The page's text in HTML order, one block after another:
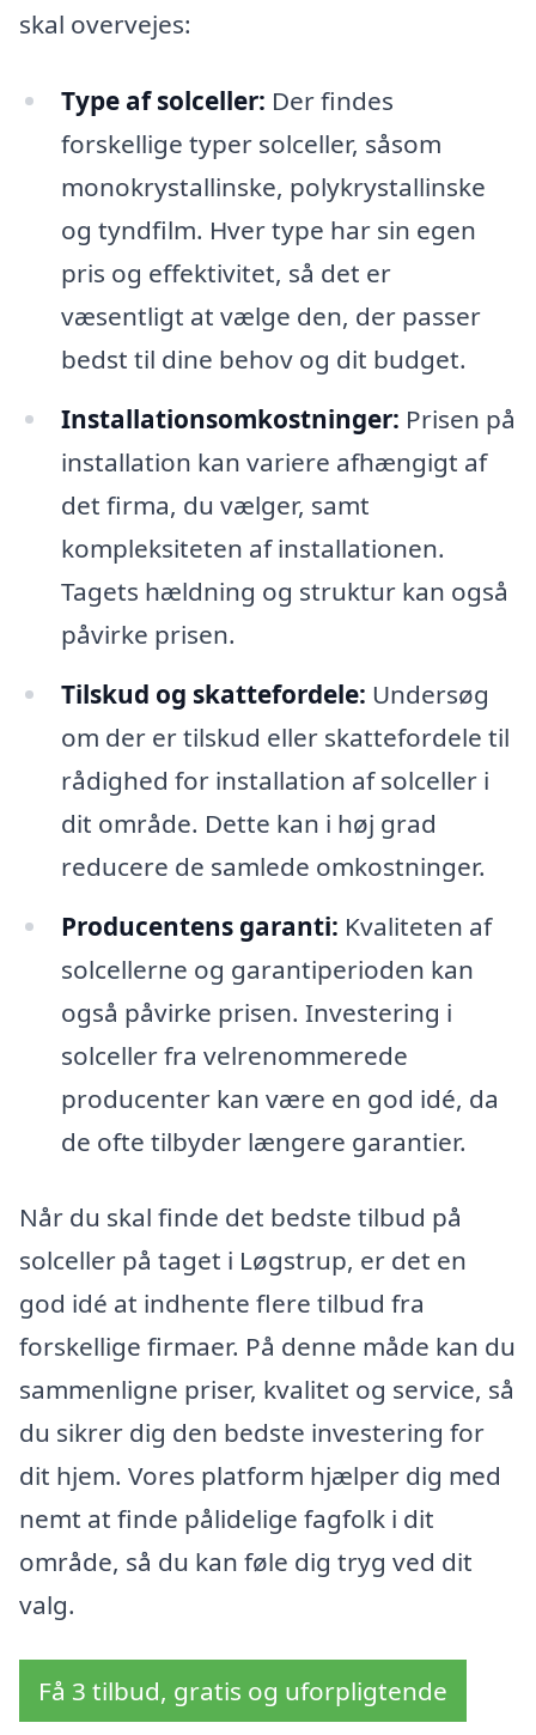
skal overvejes:
Type af solceller: Der findes
forskellige typer solceller, såsom
monokrystallinske, polykrystallinske
og tyndfilm. Hver type har sin egen
pris og effektivitet, så det er
væsentligt at vælge den, der passer
bedst til dine behov og dit budget.
Installationsomkostninger: Prisen på
installation kan variere afhængigt af
det firma, du vælger, samt
kompleksiteten af installationen.
Tagets hældning og struktur kan også
påvirke prisen.
Tilskud og skattefordele: Undersøg
om der er tilskud eller skattefordele til
rådighed for installation af solceller i
dit område. Dette kan i høj grad
reducere de samlede omkostninger.
Producentens garanti: Kvaliteten af
solcellerne og garantiperioden kan
også påvirke prisen. Investering i
solceller fra velrenommerede
producenter kan være en god idé, da
de ofte tilbyder længere garantier.
Når du skal finde det bedste tilbud på
solceller på taget i Løgstrup, er det en
god idé at indhente flere tilbud fra
forskellige firmaer. På denne måde kan du
sammenligne priser, kvalitet og service, så
du sikrer dig den bedste investering for
dit hjem. Vores platform hjælper dig med
nemt at finde pålidelige fagfolk i dit
område, så du kan føle dig tryg ved dit
valg.
Få 3 tilbud, gratis og uforpligtende